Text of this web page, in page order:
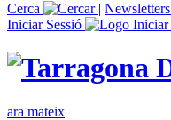
Cerca
| Newsletters
Iniciar Sessió
ara mateix